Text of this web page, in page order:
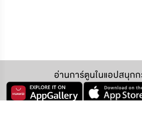
อ่านการ์ตูนในแอปสนุกก